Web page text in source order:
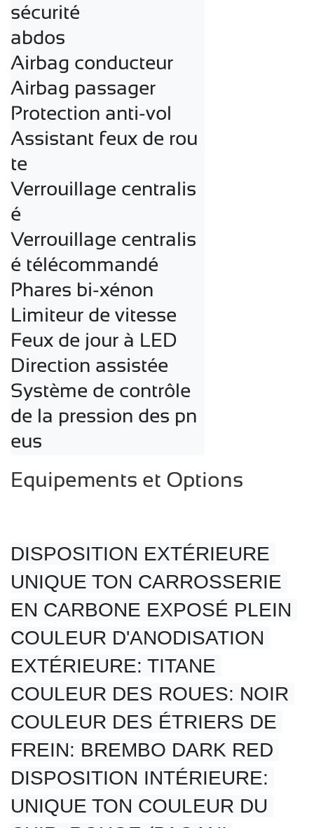
sécurité
abdos
Airbag conducteur
Airbag passager
Protection anti-vol
Assistant feux de rou
te
Verrouillage centralis
é
Verrouillage centralis
é télécommandé
Phares bi-xénon
Limiteur de vitesse
Feux de jour à LED
Direction assistée
Système de contrôle
de la pression des pn
eus
Equipements et Options
DISPOSITION EXTÉRIEURE
UNIQUE TON CARROSSERIE
EN CARBONE EXPOSÉ PLEIN
COULEUR D'ANODISATION
EXTÉRIEURE: TITANE
COULEUR DES ROUES: NOIR
COULEUR DES ÉTRIERS DE
FREIN: BREMBO DARK RED
DISPOSITION INTÉRIEURE:
UNIQUE TON COULEUR DU